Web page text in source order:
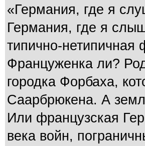
«Германия, где я
Германия, где я
типично-
Француженка ли?
городка Форбаха,
Саарбрюкена. А
Или французская
века войн,